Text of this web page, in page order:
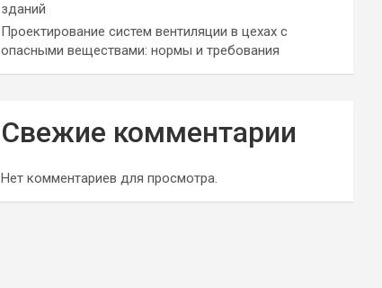
зданий
Проектирование систем вентиляции в цехах с
опасными веществами: нормы и требования
Свежие комментарии
Нет комментариев для просмотра.